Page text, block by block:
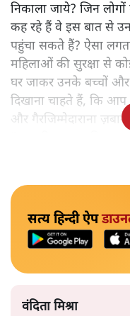
निकाला जाये? जिन
कह रहे हैं वे इस बात से
पहुंचा सकते हैं? ऐसा
महिलाओं की सुरक्षा से
घर जाकर उनके बच्चों
दिखाना चाहते हैं, कि आप
और गैरजिम्मेदाराना
सत्य हिन्दी ऐप
वंदिता मिश्रा